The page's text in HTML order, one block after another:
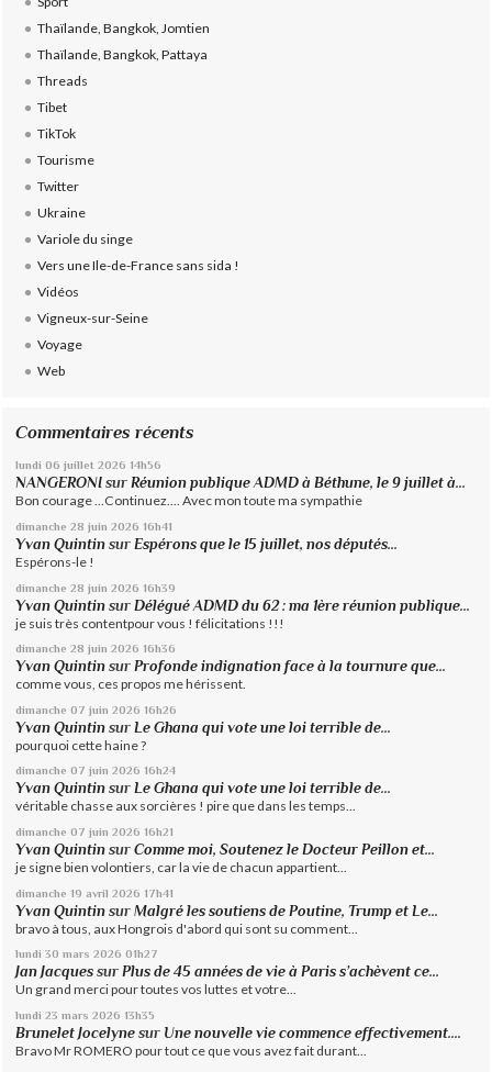
Thaïlande, Bangkok, Jomtien
Thaïlande, Bangkok, Pattaya
Threads
Tibet
TikTok
Tourisme
Twitter
Ukraine
Variole du singe
Vers une Ile-de-France sans sida !
Vidéos
Vigneux-sur-Seine
Voyage
Web
Commentaires récents
lundi 06 juillet 2026 14h56
NANGERONI surRéunion publique ADMD à Béthune, le 9 juillet à...
Bon courage ...Continuez.... Avec mon toute ma sympathie
dimanche 28 juin 2026 16h41
Yvan Quintin surEspérons que le 15 juillet, nos députés...
Espérons-le !
dimanche 28 juin 2026 16h39
Yvan Quintin surDélégué ADMD du 62 : ma 1ère réunion publique...
je suis très contentpour vous ! félicitations !!!
dimanche 28 juin 2026 16h36
Yvan Quintin surProfonde indignation face à la tournure que...
comme vous, ces propos me hérissent.
dimanche 07 juin 2026 16h26
Yvan Quintin sur Le Ghana qui vote une loi terrible de...
pourquoi cette haine ?
dimanche 07 juin 2026 16h24
Yvan Quintin surLe Ghana qui vote une loi terrible de...
véritable chasse aux sorcières ! pire que dans les temps...
dimanche 07 juin 2026 16h21
Yvan Quintin surComme moi, Soutenez le Docteur Peillon et...
je signe bien volontiers, car la vie de chacun appartient...
dimanche 19 avril 2026 17h41
Yvan Quintin surMalgré les soutiens de Poutine, Trump et Le...
bravo à tous, aux Hongrois d'abord qui sont su comment...
lundi 30 mars 2026 01h27
Jan Jacques surPlus de 45 années de vie à Paris s’achèvent ce...
Un grand merci pour toutes vos luttes et votre...
lundi 23 mars 2026 13h35
Brunelet Jocelyne sur Une nouvelle vie commence effectivement....
Bravo Mr ROMERO pour tout ce que vous avez fait durant...